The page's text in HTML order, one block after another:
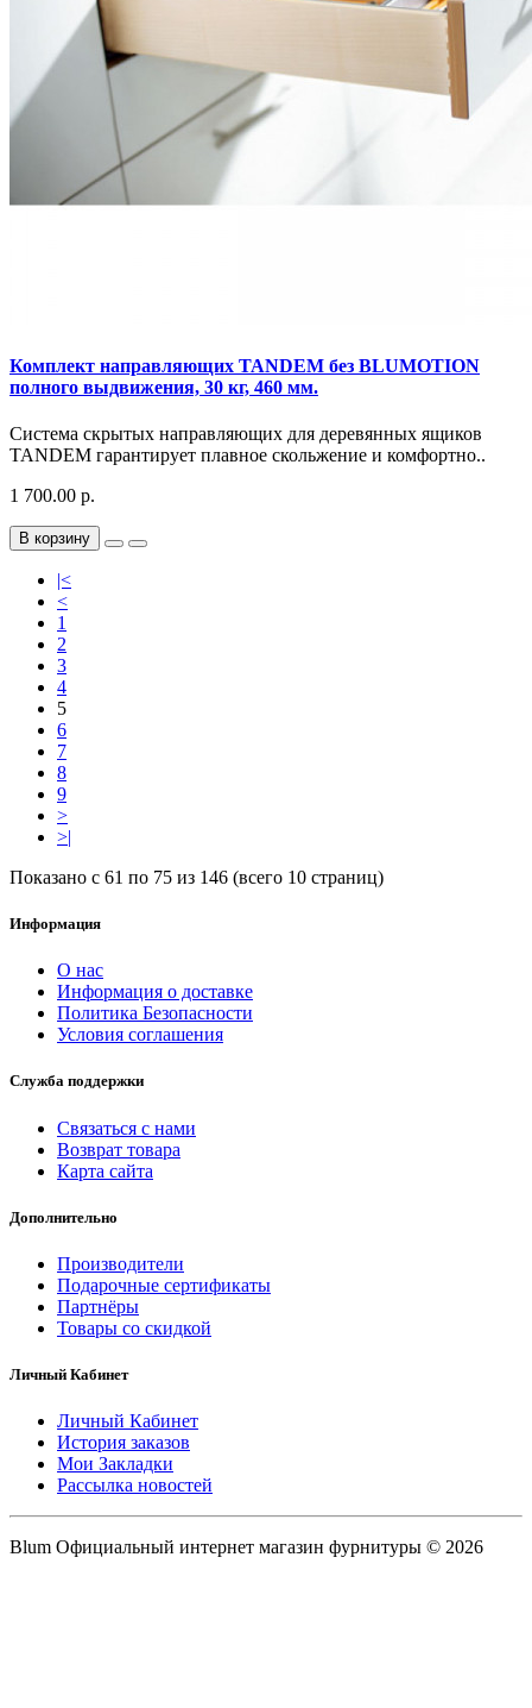
Комплект направляющих TANDEM без BLUMOTION
полного выдвижения, 30 кг, 460 мм.
Система скрытых направляющих для деревянных ящиков
TANDEM гарантирует плавное скольжение и комфортно..
1 700.00 р.
В корзину
|<
<
1
2
3
4
5
6
7
8
9
>
>|
Показано с 61 по 75 из 146 (всего 10 страниц)
Информация
О нас
Информация о доставке
Политика Безопасности
Условия соглашения
Служба поддержки
Связаться с нами
Возврат товара
Карта сайта
Дополнительно
Производители
Подарочные сертификаты
Партнёры
Товары со скидкой
Личный Кабинет
Личный Кабинет
История заказов
Мои Закладки
Рассылка новостей
Blum Официальный интернет магазин фурнитуры © 2026